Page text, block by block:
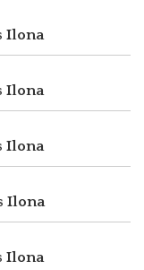
Ilona
Ilona
Ilona
Ilona
Ilona